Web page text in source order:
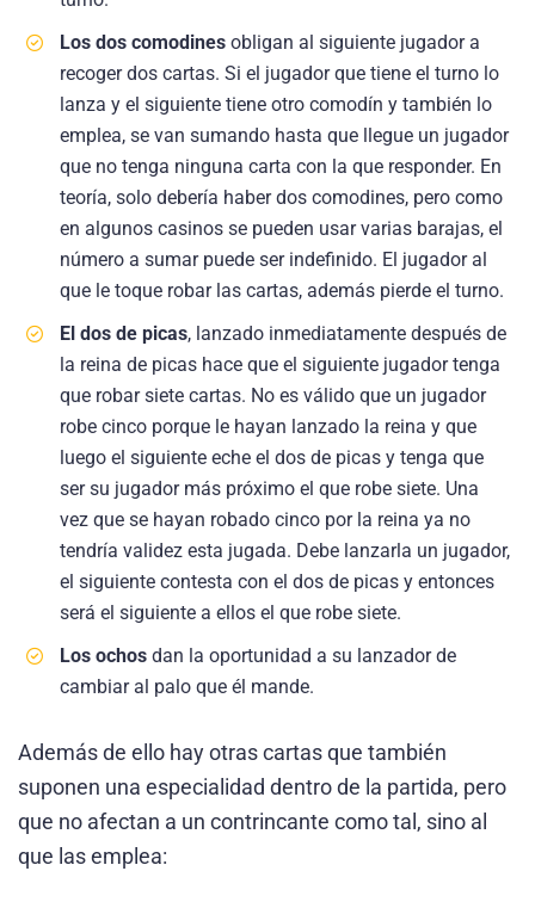
Los dos comodines obligan al siguiente jugador a
recoger dos cartas. Si el jugador que tiene el turno lo
lanza y el siguiente tiene otro comodín y también lo
emplea, se van sumando hasta que llegue un jugador
que no tenga ninguna carta con la que responder. En
teoría, solo debería haber dos comodines, pero como
en algunos casinos se pueden usar varias barajas, el
número a sumar puede ser indefinido. El jugador al
que le toque robar las cartas, además pierde el turno.
El dos de picas, lanzado inmediatamente después de
la reina de picas hace que el siguiente jugador tenga
que robar siete cartas. No es válido que un jugador
robe cinco porque le hayan lanzado la reina y que
luego el siguiente eche el dos de picas y tenga que
ser su jugador más próximo el que robe siete. Una
vez que se hayan robado cinco por la reina ya no
tendría validez esta jugada. Debe lanzarla un jugador,
el siguiente contesta con el dos de picas y entonces
será el siguiente a ellos el que robe siete.
Los ochos dan la oportunidad a su lanzador de
cambiar al palo que él mande.
Además de ello hay otras cartas que también
suponen una especialidad dentro de la partida, pero
que no afectan a un contrincante como tal, sino al
que las emplea: